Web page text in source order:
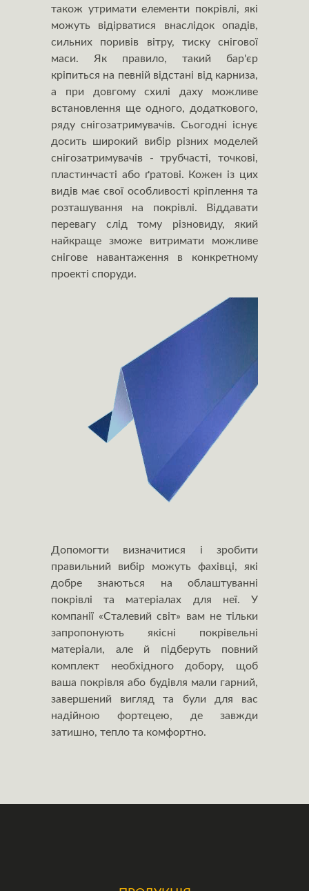
також утримати елементи покрівлі, які
можуть відірватися внаслідок опадів,
сильних поривів вітру, тиску снігової
маси. Як правило, такий бар'єр
кріпиться на певній відстані від карниза,
а при довгому схилі даху можливе
встановлення ще одного, додаткового,
ряду снігозатримувачів. Сьогодні існує
досить широкий вибір різних моделей
снігозатримувачів - трубчасті, точкові,
пластинчасті або ґратові. Кожен із цих
видів має свої особливості кріплення та
розташування на покрівлі. Віддавати
перевагу слід тому різновиду, який
найкраще зможе витримати можливе
снігове навантаження в конкретному
проекті споруди.
Допомогти визначитися і зробити
правильний вибір можуть фахівці, які
добре знаються на облаштуванні
покрівлі та матеріалах для неї. У
компанії «Сталевий світ» вам не тільки
запропонують якісні покрівельні
матеріали, але й підберуть повний
комплект необхідного добору, щоб
ваша покрівля або будівля мали гарний,
завершений вигляд та були для вас
надійною фортецею, де завжди
затишно, тепло та комфортно.